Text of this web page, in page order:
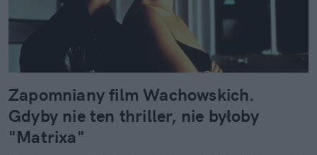
Zapomniany film Wachowskich.
Gdyby nie ten thriller, nie byłoby
"Matrixa"